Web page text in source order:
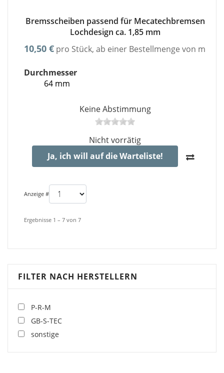
FILTER NACH HERSTELLERN
P-R-M
GB-S-TEC
sonstige
Bremsscheiben passend für Mecatechbremsen
Lochdesign ca. 1,85 mm
10,50 € pro Stück, ab einer Bestellmenge von
Durchmesser
64 mm
Keine Abstimmung
Nicht vorrätig
Ja, ich will auf die Warteliste!
Anzeige #
Ergebnisse 1 – 7 von 7